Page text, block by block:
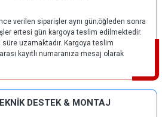
verilen siparişler aynı gün;öğleden sonra
ertesi gün kargoya teslim edilmektedir.
uzamaktadır. Kargoya teslim
kayıtlı numaranıza mesaj olarak
DESTEK & MONTAJ